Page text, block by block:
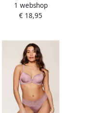
(set van 2) olijfgroen
1 webshop
€ 18,95